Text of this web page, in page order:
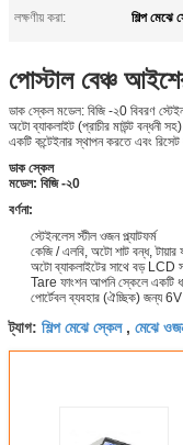
লক্ষণীয় করা:
শিল্প মেঝে
পোস্টাল বেঞ্চ
ডাক স্কেল মডেল: বিজি -২0 বিবরণ
অটো ব্যাকলাইট (প্রাচীর মাউন্ট বন্ধনী
একটি কন্টেইনার স্থাপন করতে এবং
ডাক স্কেল
মডেল: বিজি -২0
বর্ণনা:
স্টেইনলেস স্টীল ওজন প্ল্যাটফর্ম
কেজি / এলবি, অটো শাট বন্ধ, টায়ার
অটো ব্যাকলাইটের সাথে বড় LCD
Tare ফাংশন আপনি স্কেলে একটি
পোর্টেবল ব্যবহার (ঐচ্ছিক) জন্য 6V
ট্যাগ: শিল্প মেঝে স্কেল, মেঝে